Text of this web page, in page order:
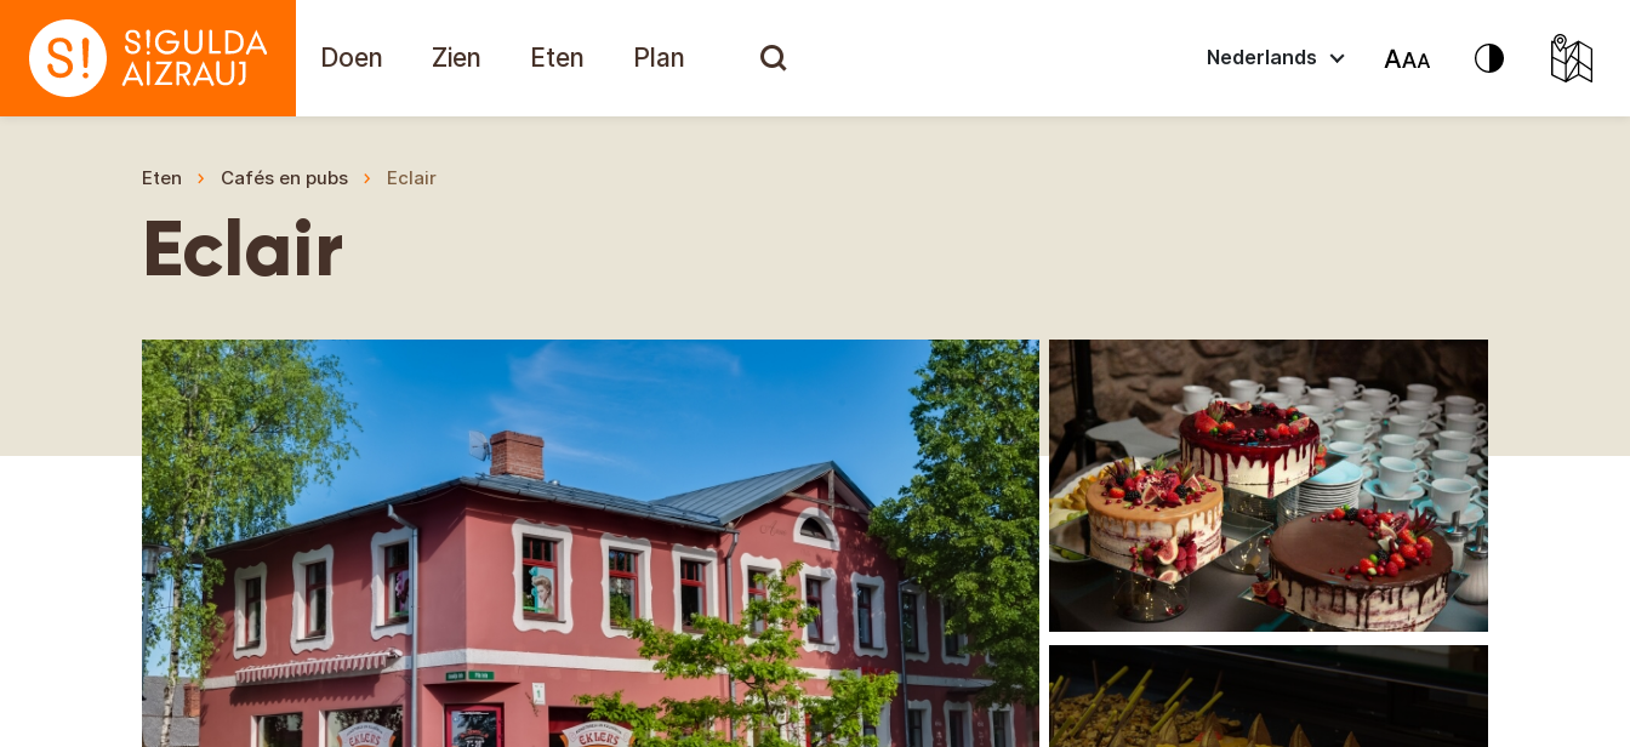
Doen Zien Eten Plan Nederlands
Eten Cafés en pubs Eclair
Eclair